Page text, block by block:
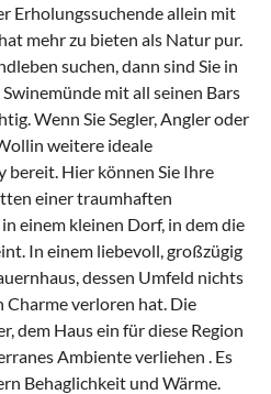
Erholungssuchende allein mit
mehr zu bieten als Natur pur.
suchen, dann sind Sie in
mit all seinen Bars
Wenn Sie Segler, Angler oder
weitere ideale
bereit. Hier können Sie Ihre
einer traumhaften
einem kleinen Dorf, in dem die
In einem liebevoll, großzügig
dessen Umfeld nichts
Charme verloren hat. Die
dem Haus ein für diese Region
Ambiente verliehen . Es
Behaglichkeit und Wärme.